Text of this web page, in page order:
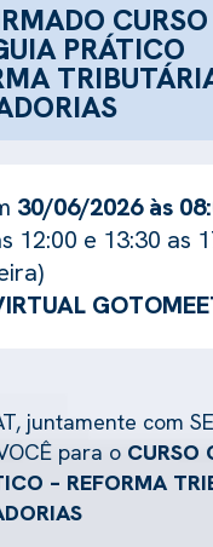
PRÁTICO 
30/06/2026 às
12:00 e 13:30 as
juntamente com
para o CURSO
– REFORMA